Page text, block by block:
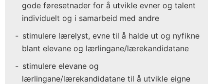
gode føresetnader for å utvikle evner og talent
individuelt og i samarbeid med andre
stimulere lærelyst, evne til å halde ut og nyfikne
blant elevane og lærlingane/lærekandidatane
stimulere elevane og
lærlingane/lærekandidatane til å utvikle eigne